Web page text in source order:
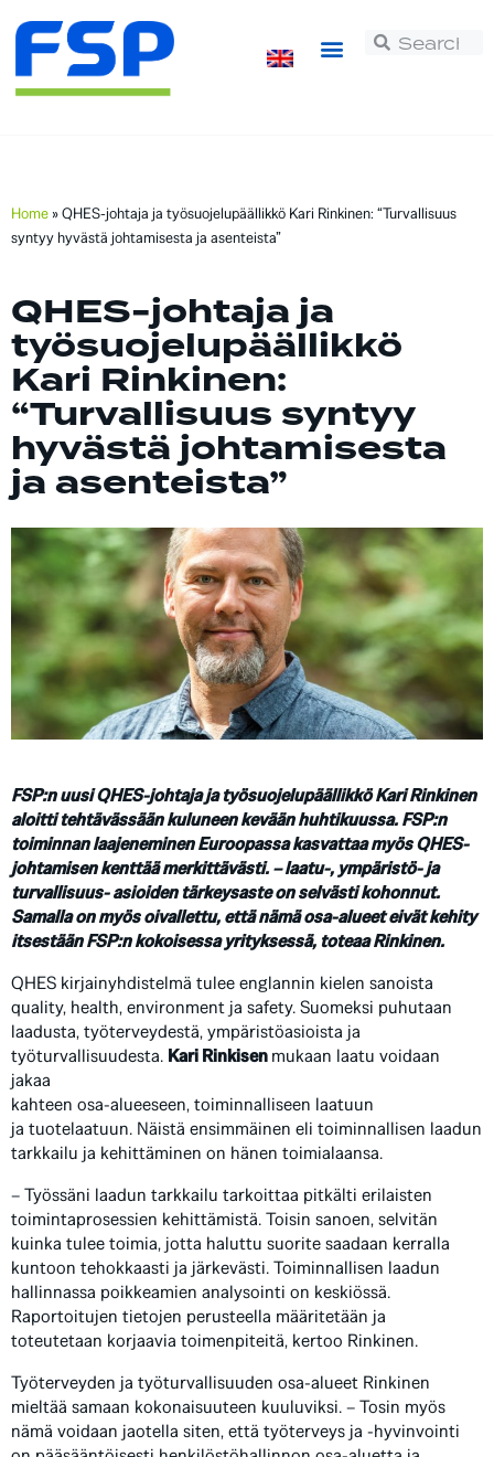
Home »QHES-johtaja ja työsuojelupäällikkö Kari Rinkinen: “Turvallisuus
syntyy hyvästä johtamisesta ja asenteista”
QHES-johtaja ja
työsuojelupäällikkö
Kari Rinkinen:
“Turvallisuus syntyy
hyvästä johtamisesta
ja asenteista”
FSP:n uusi QHES-johtaja ja työsuojelupäällikkö Kari Rinkinen
aloitti tehtävässään kuluneen kevään huhtikuussa. FSP:n
toiminnan laajeneminen Euroopassa kasvattaa myös QHES-
johtamisen kenttää merkittävästi. – laatu-, ympäristö- ja
turvallisuus- asioiden tärkeysaste on selvästi kohonnut.
Samalla on myös oivallettu, että nämä osa-alueet eivät kehity
itsestään FSP:n kokoisessa yrityksessä, toteaa Rinkinen.
QHES kirjainyhdistelmä tulee englannin kielen sanoista
quality, health, environment ja safety. Suomeksi puhutaan
laadusta, työterveydestä, ympäristöasioista ja
työturvallisuudesta. Kari Rinkisen mukaan laatu voidaan
jakaa
kahteen osa-alueeseen, toiminnalliseen laatuun
ja tuotelaatuun. Näistä ensimmäinen eli toiminnallisen laadun
tarkkailu ja kehittäminen on hänen toimialaansa.
– Työssäni laadun tarkkailu tarkoittaa pitkälti erilaisten
toimintaprosessien kehittämistä. Toisin sanoen, selvitän
kuinka tulee toimia, jotta haluttu suorite saadaan kerralla
kuntoon tehokkaasti ja järkevästi. Toiminnallisen laadun
hallinnassa poikkeamien analysointi on keskiössä.
Raportoitujen tietojen perusteella määritetään ja
toteutetaan korjaavia toimenpiteitä, kertoo Rinkinen.
Työterveyden ja työturvallisuuden osa-alueet Rinkinen
mieltää samaan kokonaisuuteen kuuluviksi. – Tosin myös
nämä voidaan jaotella siten, että työterveys ja -hyvinvointi